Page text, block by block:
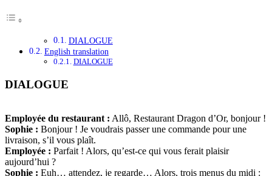
DIALOGUE
English translation
DIALOGUE
DIALOGUE
Employée du restaurant : Allô, Restaurant Dragon d’Or, bonjour !
Sophie : Bonjour ! Je voudrais passer une commande pour une
livraison, s’il vous plaît.
Employée : Parfait ! Alors, qu’est-ce qui vous ferait plaisir
aujourd’hui ?
Sophie : Euh… attendez, je regarde… Alors, trois menus du midi :